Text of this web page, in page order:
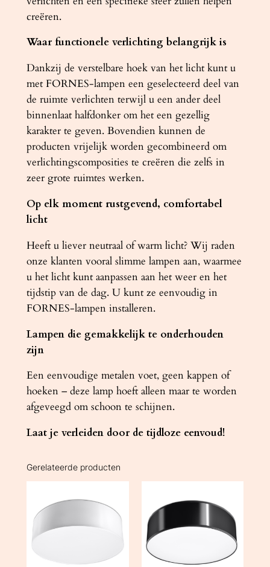
creëren.
Waar functionele verlichting belangrijk is
Dankzij de verstelbare hoek van het licht kunt u
met FORNES-lampen een geselecteerd deel van
de ruimte verlichten terwijl u een ander deel
binnenlaat halfdonker om het een gezellig
karakter te geven. Bovendien kunnen de
producten vrijelijk worden gecombineerd om
verlichtingscomposities te creëren die zelfs in
zeer grote ruimtes werken.
Op elk moment rustgevend, comfortabel
licht
Heeft u liever neutraal of warm licht? Wij raden
onze klanten vooral slimme lampen aan, waarmee
u het licht kunt aanpassen aan het weer en het
tijdstip van de dag. U kunt ze eenvoudig in
FORNES-lampen installeren.
Lampen die gemakkelijk te onderhouden
zijn
Een eenvoudige metalen voet, geen kappen of
hoeken – deze lamp hoeft alleen maar te worden
afgeveegd om schoon te schijnen.
Laat je verleiden door de tijdloze eenvoud!
Gerelateerde producten